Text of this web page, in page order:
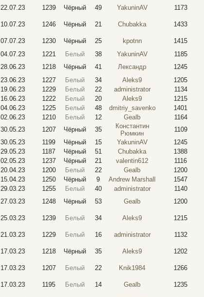
22.07.23 1239 Чёрный 49 YakuninAV 1173
10.07.23 1246 Чёрный 21 Chubakka 1433
07.07.23 1230 Чёрный 25 kpotnn 1415
04.07.23 1221 Белый 38 YakuninAV 1185
28.06.23 1218 Чёрный 41 Лександр 1245
23.06.23 1227 Белый 34 Aleks9 1205
19.06.23 1229 Белый 22 administrator 1134
16.06.23 1222 Белый 20 Aleks9 1215
04.06.23 1225 Белый 48 dmitriy_savenko 1401
02.06.23 1210 Белый 12 Gealb 1164
30.05.23 1207 Чёрный 35
Константин
Рюмкин
1109
30.05.23 1199 Чёрный 15 YakuninAV 1245
29.05.23 1187 Чёрный 51 Chubakka 1388
02.05.23 1237 Чёрный 21 valentin612 1116
20.04.23 1200 Белый 22 Gealb 1200
15.04.23 1250 Чёрный 9 Andrew Marshall 1547
29.03.23 1255 Белый 40 administrator 1140
27.03.23 1248 Чёрный 53 Gealb 1200
25.03.23 1239 Белый 34 Aleks9 1215
21.03.23 1229 Белый 16 administrator 1132
17.03.23 1218 Чёрный 35 Aleks9 1202
17.03.23 1207 Белый 22 Knik1984 1266
17.03.23 1195 Белый 14 Gealb 1235